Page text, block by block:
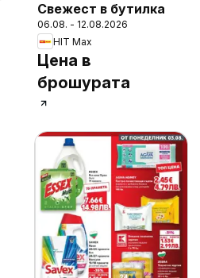
Свежест в бутилка
06.08. - 12.08.2026
HIT Max
Цена в
брошурата